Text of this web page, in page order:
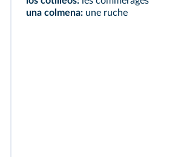
una colmena: une ruche